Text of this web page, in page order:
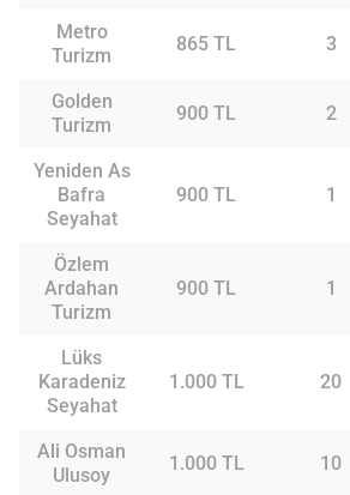
Metro
Turizm
865 TL 3
Golden
Turizm
900 TL 2
Yeniden As
Bafra
Seyahat
900 TL 1
Özlem
Ardahan
Turizm
900 TL 1
Lüks
Karadeniz
Seyahat
1.000 TL 20
Ali Osman
Ulusoy
1.000 TL 10